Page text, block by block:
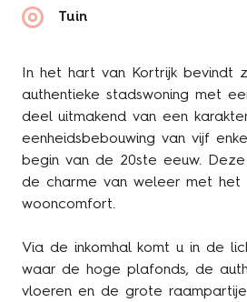
Tuin
In het hart van Kortrijk bevindt
authentieke stadswoning met
deel uitmakend van een
eenheidsbebouwing van vijf
begin van de 20ste eeuw.
de charme van weleer met het
wooncomfort.
Via de inkomhal komt u in de
waar de hoge plafonds, de
vloeren en de grote